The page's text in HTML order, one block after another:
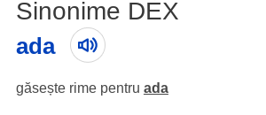
Sinonime DEX
ada
găsește rime pentru ada